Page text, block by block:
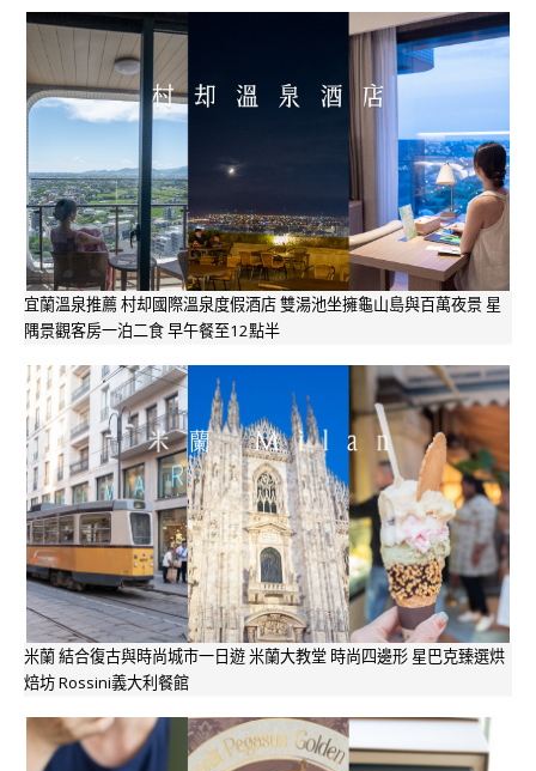
宜蘭溫泉推薦 村却國際溫泉度假酒店 雙湯池坐擁龜山島與百萬夜景 星
隅景觀客房一泊二食 早午餐至12點半
米蘭 結合復古與時尚城市一日遊 米蘭大教堂 時尚四邊形 星巴克臻選烘
焙坊 Rossini義大利餐館